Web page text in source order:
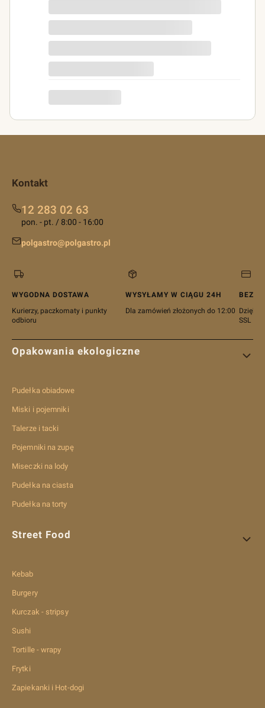
Kontakt
12 283 02 63
pon. - pt. / 8:00 - 16:00
polgastro@polgastro.pl
WYGODNA DOSTAWA
Kurierzy, paczkomaty i punkty
odbioru
WYSYŁAMY W CIĄGU 24H
Dla zamówień złożonych do 12:00 Dzięki
SSL
Linki w stopce
Opakowania ekologiczne
Pudełka obiadowe
Miski i pojemniki
Talerze i tacki
Pojemniki na zupę
Miseczki na lody
Pudełka na ciasta
Pudełka na torty
Street Food
Kebab
Burgery
Kurczak - stripsy
Sushi
Tortille - wrapy
Frytki
Zapiekanki i Hot-dogi